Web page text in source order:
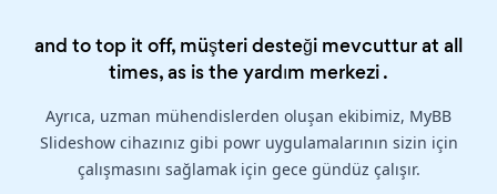
and to top it off, müşteri desteği mevcuttur at all
times, as is theyardım merkezi.
Ayrıca, uzman mühendislerden oluşan ekibimiz, MyBB
Slideshow cihazınız gibi powr uygulamalarının sizin için
çalışmasını sağlamak için gece gündüz çalışır.